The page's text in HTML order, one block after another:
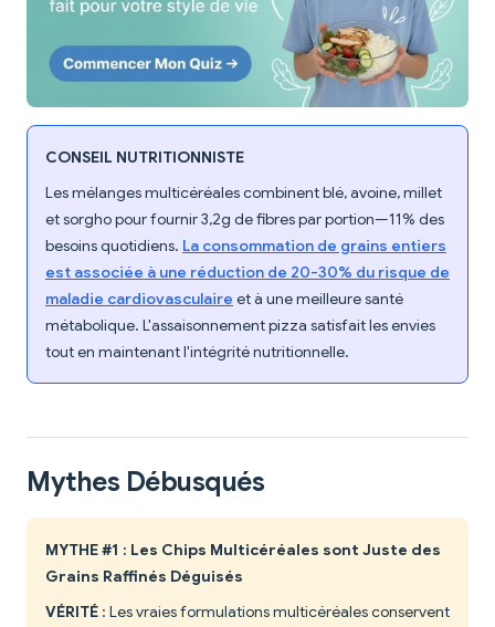
CONSEIL NUTRITIONNISTE
Les mélanges multicéréales combinent blé, avoine, millet
et sorgho pour fournir 3,2g de fibres par portion—11% des
besoins quotidiens. La consommation de grains entiers
est associée à une réduction de 20-30% du risque de
maladie cardiovasculaire et à une meilleure santé
métabolique. L'assaisonnement pizza satisfait les envies
tout en maintenant l'intégrité nutritionnelle.
Mythes Débusqués
MYTHE #1 : Les Chips Multicéréales sont Juste des
Grains Raffinés Déguisés
VÉRITÉ : Les vraies formulations multicéréales conservent